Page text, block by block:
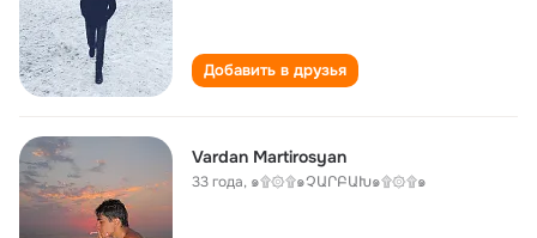
Добавить в друзья
Vardan Martirosyan
33 года, ๑۩۞۩๑ՉԱՐԲԱԽ๑۩۞۩๑